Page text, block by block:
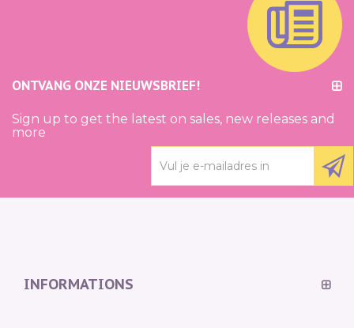
ONTVANG ONZE NIEUWSBRIEF!
Sign up to get the latest on sales, new releases and
more
INFORMATIONS